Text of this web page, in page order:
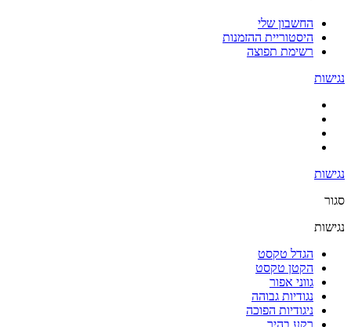
החשבון שלי
היסטוריית ההזמנות
רשימת תפוצה
נגישות
נגישות
סגור
נגישות
הגדל טקסט
הקטן טקסט
גווני אפור
נגודיות גבוהה
ניגודיות הפוכה
רקע בהיר